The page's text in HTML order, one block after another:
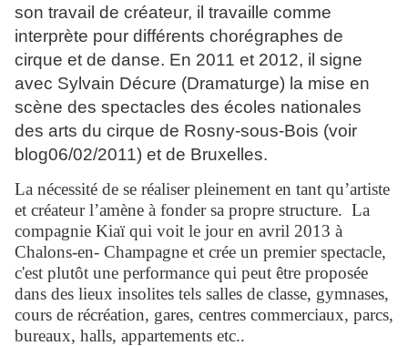
son travail de créateur, il travaille comme
interprète pour différents chorégraphes de
cirque et de danse. En 2011 et 2012, il signe
avec Sylvain Décure (Dramaturge) la mise en
scène des spectacles des écoles nationales
des arts du cirque de Rosny-sous-Bois (voir
blog06/02/2011) et de Bruxelles.
La nécessité de se réaliser pleinement en tant qu’artiste
et créateur l’amène à fonder sa propre structure. La
compagnie Kiaï qui voit le jour en avril 2013 à
Chalons-en- Champagne et crée un premier spectacle,
c'est plutôt une performance qui peut être proposée
dans des lieux insolites tels salles de classe, gymnases,
cours de récréation, gares, centres commerciaux, parcs,
bureaux, halls, appartements etc..